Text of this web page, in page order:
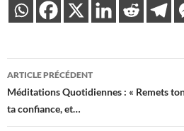
Navigation
des
articles
ARTICLE PRÉCÉDENT
Méditations Quotidiennes : « Remets
ta confiance, et…